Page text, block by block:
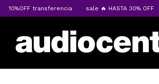
10%OFF transferencia sale 🔥 HASTA 30% OFF